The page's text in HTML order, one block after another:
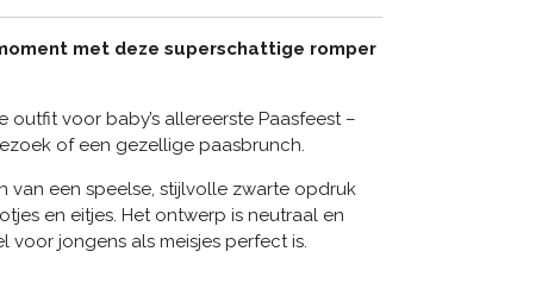
met deze superschattige romper
voor baby’s allereerste Paasfeest –
of een gezellige paasbrunch.
van een speelse, stijlvolle zwarte opdruk
en eitjes. Het ontwerp is neutraal en
voor jongens als meisjes perfect is.